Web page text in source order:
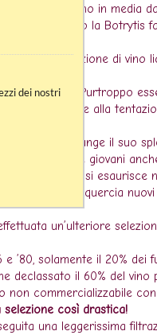
anni, eseguono in media
1964 quando la Botrytis
vi fu produzione di vino
problema.
Purtroppo
non resiste alla
raggiunge il suo
fresche e giovani
prezzo non si esaurisce
di legno di quercia
un’ulteriore
e ’80, solamente il 20% dei
declassato il 60% del vino
commercializzabile con
selezione così drastica!
una leggerissima
dei nostri